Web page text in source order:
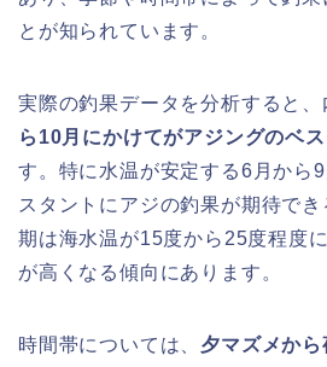
とが知られています。
実際の釣果データを分析すると
ら10月にかけてがアジングのベ
す。特に水温が安定する6月から
スタントにアジの釣果が期待で
期は海水温が15度から25度程度
が高くなる傾向にあります。
時間帯については、 夕マズメか